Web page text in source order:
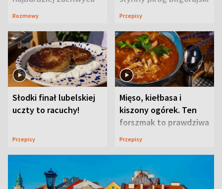
ją w Lublinie
Rozmowy Przepisy
Słodki finał lubelskiej
uczty to racuchy!
Przepisy
Mięso, kiełbasa i
kiszony ogórek. Ten
forszmak to prawdziwa
uczta
Przepisy